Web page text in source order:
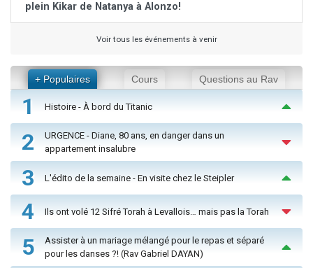
plein Kikar de Natanya à Alonzo!
Voir tous les événements à venir
+ Populaires Cours Questions au Rav
1 Histoire - À bord du Titanic
2
URGENCE - Diane, 80 ans, en danger dans un
appartement insalubre
3 L'édito de la semaine - En visite chez le Steipler
4 Ils ont volé 12 Sifré Torah à Levallois… mais pas la Torah
5
Assister à un mariage mélangé pour le repas et séparé
pour les danses ?! (Rav Gabriel DAYAN)